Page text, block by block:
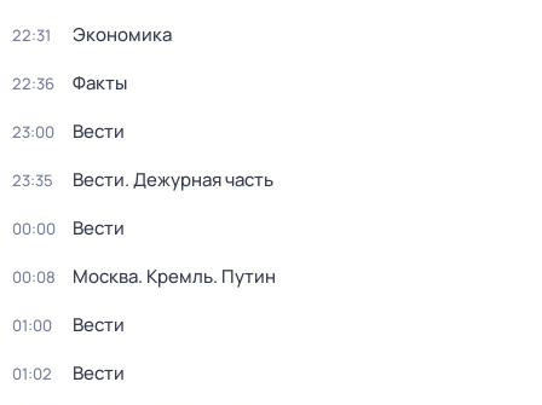
22:31 Экономика
22:36 Факты
23:00 Вести
23:35 Вести. Дежурная часть
00:00 Вести
00:08 Москва. Кремль. Путин
01:00 Вести
01:02 Вести